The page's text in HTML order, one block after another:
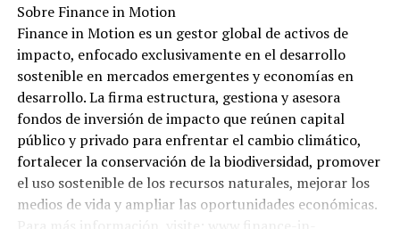
Sobre Finance in Motion
Finance in Motion es un gestor global de activos de
impacto, enfocado exclusivamente en el desarrollo
sostenible en mercados emergentes y economías en
desarrollo. La firma estructura, gestiona y asesora
fondos de inversión de impacto que reúnen capital
público y privado para enfrentar el cambio climático,
fortalecer la conservación de la biodiversidad, promover
el uso sostenible de los recursos naturales, mejorar los
medios de vida y ampliar las oportunidades económicas.